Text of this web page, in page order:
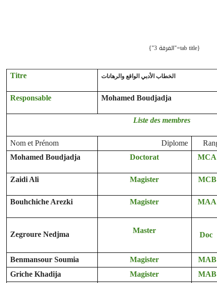
{tab title="الفرقة 3"}
الخطاب الأدبي الواقع والرهانات Titre
Mohamed Boudjadja
Responsable
Liste des membres
Diplome
Nom et Prénom
MCA
Doctorat
Mohamed Boudjadja
MCB
Magister
Zaidi Ali
MAA
Magister
Bouhchiche Arezki
Doc
Master
Zegroure Nedjma
MAB
Magister
Benmansour Soumia
MAB
Magister
Griche Khadija